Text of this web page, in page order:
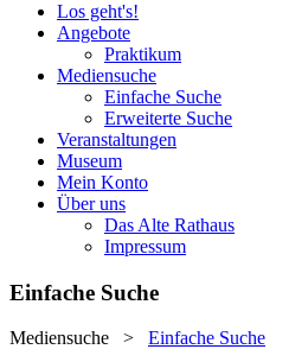
Los geht's!
Angebote
Praktikum
Mediensuche
Einfache Suche
Erweiterte Suche
Veranstaltungen
Museum
Mein Konto
Über uns
Das Alte Rathaus
Impressum
Einfache Suche
Mediensuche > Einfache Suche